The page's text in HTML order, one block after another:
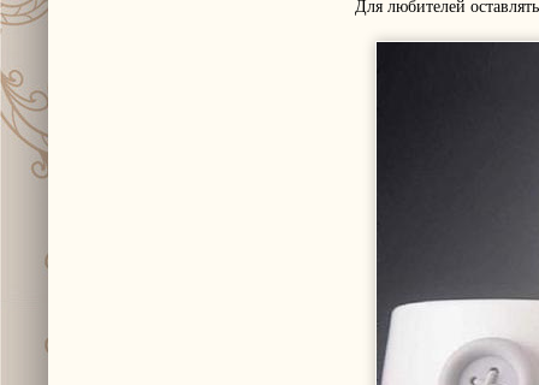
Для любителей